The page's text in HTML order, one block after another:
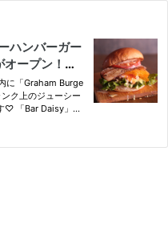
ハンバーガー
ープン！【N
に「Graham Burge
ク上のジューシー
♡ 「Bar Daisy」で
店です。 こちら